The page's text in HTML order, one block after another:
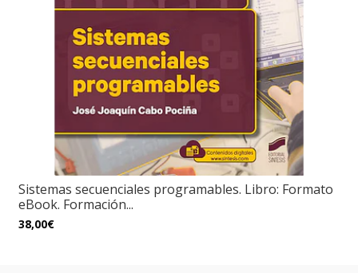
Sistemas secuenciales programables. Libro: Formato
eBook. Formación...
38,00€